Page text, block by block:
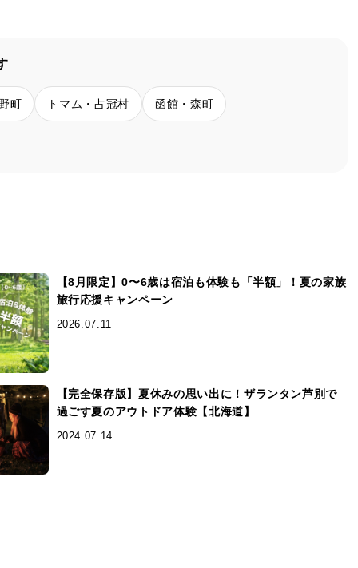
町 トマム・占冠村 函館・森町
【8月限定】0〜6歳は宿泊も体験も「半額」！夏の家族
旅行応援キャンペーン
2026.07.11
【完全保存版】夏休みの思い出に！ザランタン芦別で
過ごす夏のアウトドア体験【北海道】
2024.07.14